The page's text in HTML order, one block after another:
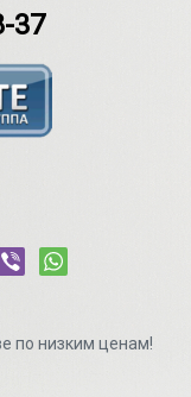
37
по низким ценам!